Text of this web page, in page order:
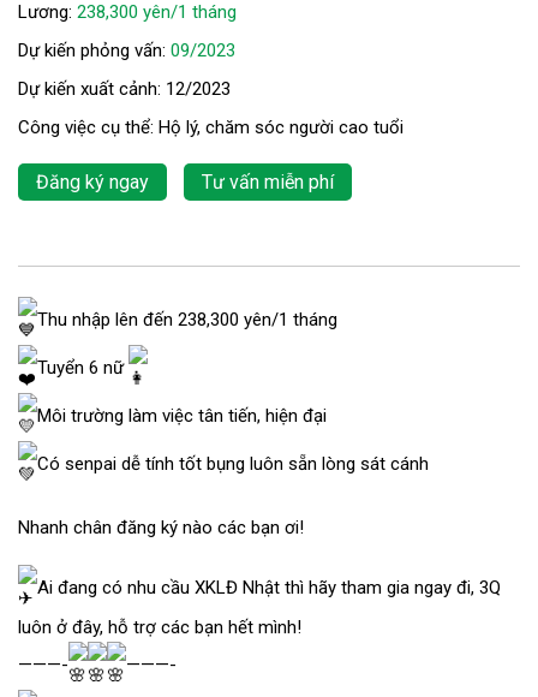
Lương: 238,300 yên/1 tháng
Dự kiến phỏng vấn: 09/2023
Dự kiến xuất cảnh: 12/2023
Công việc cụ thể: Hộ lý, chăm sóc người cao tuổi
Đăng ký ngay Tư vấn miễn phí
Thu nhập lên đến 238,300 yên/1 tháng
Tuyển 6 nữ
Môi trường làm việc tân tiến, hiện đại
Có senpai dễ tính tốt bụng luôn sẵn lòng sát cánh
Nhanh chân đăng ký nào các bạn ơi!
Ai đang có nhu cầu XKLĐ Nhật thì hãy tham gia ngay đi, 3Q
luôn ở đây, hỗ trợ các bạn hết mình!
———-
———-